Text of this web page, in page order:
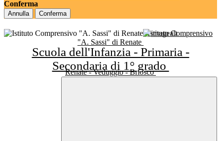
Conferma
Annulla Conferma
Istituto Comprensivo
"A. Sassi" di Renate
Scuola dell'Infanzia - Primaria -
Secondaria di 1° grado
Renate - Veduggio - Briosco